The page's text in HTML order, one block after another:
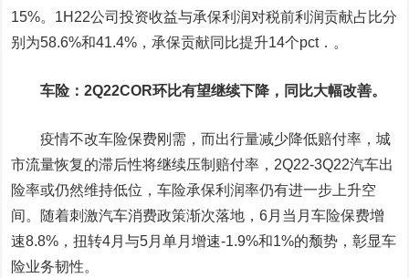
15%。1H22公司投资收益与承保利润对税前利润贡献占比分
别为58.6%和41.4%，承保贡献同比提升14个pct．。
车险：2Q22COR环比有望继续下降，同比大幅改善。
疫情不改车险保费刚需，而出行量减少降低赔付率，城
市流量恢复的滞后性将继续压制赔付率，2Q22-3Q22汽车出
险率或仍然维持低位，车险承保利润率仍有进一步上升空
间。随着刺激汽车消费政策渐次落地，6月当月车险保费增
速8.8%，扭转4月与5月单月增速-1.9%和1%的颓势，彰显车
险业务韧性。